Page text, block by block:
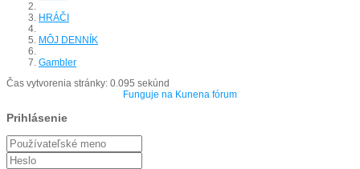
HRÁČI
MÔJ DENNÍK
Gambler
Čas vytvorenia stránky: 0.095 sekúnd
Funguje na Kunena fórum
Prihlásenie